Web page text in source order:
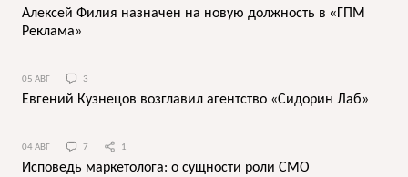
Алексей Филия назначен на новую должность в «ГПМ
Реклама»
05 АВГ 3
Евгений Кузнецов возглавил агентство «Сидорин Лаб»
04 АВГ 7 1
Исповедь маркетолога: о сущности роли СМО